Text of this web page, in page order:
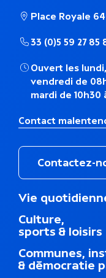
Place Royale
33 (0)5 59 27 85
Ouvert les
vendredi de
mardi de 10h30
Contact
Contactez-
M
n
u
d
u
p
Vie
Culture,
sports & loisirs
Communes,
& démocratie